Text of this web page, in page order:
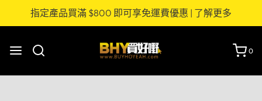
指定產品買滿 $800 即可享免運費優惠 | 了解更多
0